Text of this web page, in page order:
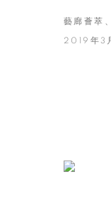
藝廊薈萃
2019年3